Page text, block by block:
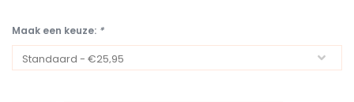
Maak een keuze: *